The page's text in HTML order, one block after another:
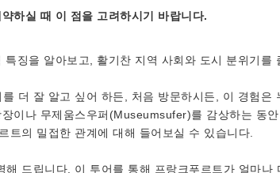
하실 때 이 점을 고려하시기 바랍니다.
징을 알아보고, 활기찬 지역 사회와 도시 분위기를
더 잘 알고 싶어 하든, 처음 방문하시든, 이 경험은
이나 무제움스우퍼(Museumsufer)를 감상하는 동
트의 밀접한 관계에 대해 들어보실 수 있습니다.
드립니다. 이 투어를 통해 프랑크푸르트가 얼마나